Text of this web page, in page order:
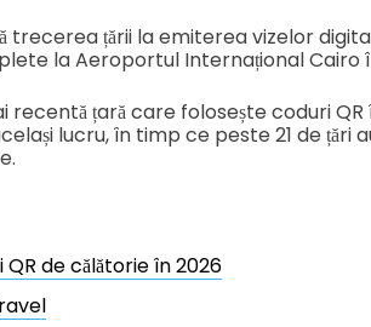
țării la emiterea vizelor
la Aeroportul Internațional Cairo
țară care folosește coduri
lucru, în timp ce peste 21 de țări
de călătorie în 2026